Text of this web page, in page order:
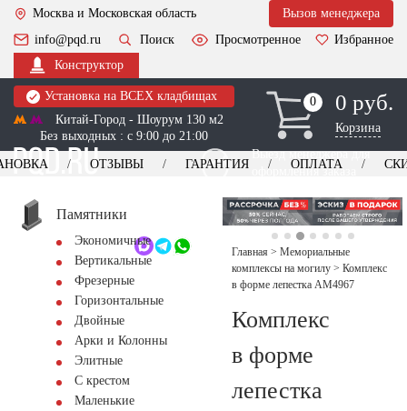
Москва и Московская область
Вызов менеджера
info@pqd.ru
Поиск Просмотренное
Избранное
Конструктор
Установка на ВСЕХ кладбищах
Китай-Город - Шоурум 130 м2
Без выходных : с 9:00 до 21:00
0
0 0 руб.
Корзина
Выезд менеджера для
оформления заказа
+7 (495) 518-44-23
Обратный звонок
ОТЗЫВЫ ГАРАНТИЯ ОПЛАТА
Памятники
Экономичные
Вертикальные
Фрезерные
Горизонтальные
Двойные
Арки и Колонны
Элитные
С крестом
Маленькие
Главная > Мемориальные
комплексы на могилу > Комплекс
в форме лепестка AM4967
Комплекс
в форме
лепестка